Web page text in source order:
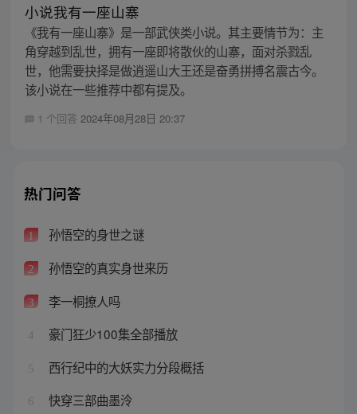
小说我有一座山寨
《我有一座山寨》是一部武侠类小说。其主要情节为：主
角穿越到乱世，拥有一座即将散伙的山寨，面对杀戮乱
世，他需要抉择是做逍遥山大王还是奋勇拼搏名震古今。
该小说在一些推荐中都有提及。
1 个回答 2024年08月28日 20:37
热门问答
1 孙悟空的身世之谜
2 孙悟空的真实身世来历
3 李一桐撩人吗
4 豪门狂少100集全部播放
5 西行纪中的大妖实力分段概括
6 快穿三部曲墨泠